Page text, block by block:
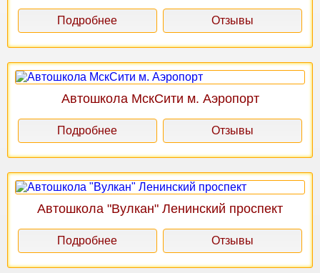
Подробнее Отзывы
Автошкола МскСити м. Аэропорт
Подробнее Отзывы
Автошкола "Вулкан" Ленинский проспект
Подробнее Отзывы